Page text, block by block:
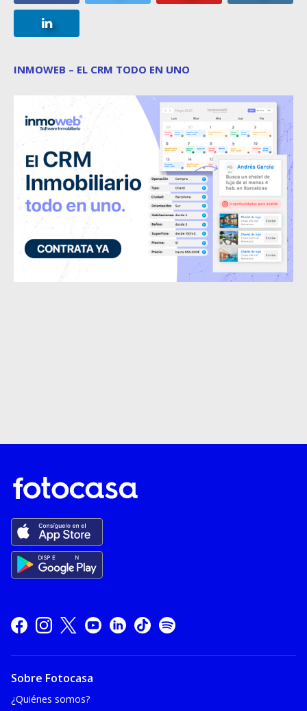
INMOWEB – EL CRM TODO EN UNO
Sobre Fotocasa
¿Quiénes somos?